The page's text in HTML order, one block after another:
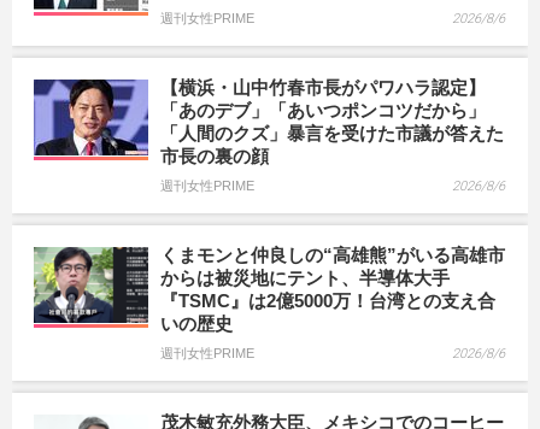
週刊女性PRIME 2026/8/6
【横浜・山中竹春市長がパワハラ認定】
「あのデブ」「あいつポンコツだから」
「人間のクズ」暴言を受けた市議が答えた
市長の裏の顔
週刊女性PRIME 2026/8/6
くまモンと仲良しの“高雄熊”がいる高雄市
からは被災地にテント、半導体大手
『TSMC』は2億5000万！台湾との支え合
いの歴史
週刊女性PRIME 2026/8/6
茂木敏充外務大臣、メキシコでのコーヒー